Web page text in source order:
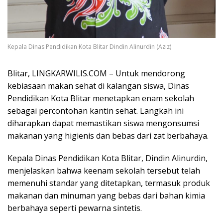
Kepala Dinas Pendidikan Kota Blitar Dindin Alinurdin (Aziz)
Blitar, LINGKARWILIS.COM – Untuk mendorong
kebiasaan makan sehat di kalangan siswa, Dinas
Pendidikan Kota Blitar menetapkan enam sekolah
sebagai percontohan kantin sehat. Langkah ini
diharapkan dapat memastikan siswa mengonsumsi
makanan yang higienis dan bebas dari zat berbahaya.
Kepala Dinas Pendidikan Kota Blitar, Dindin Alinurdin,
menjelaskan bahwa keenam sekolah tersebut telah
memenuhi standar yang ditetapkan, termasuk produk
makanan dan minuman yang bebas dari bahan kimia
berbahaya seperti pewarna sintetis.